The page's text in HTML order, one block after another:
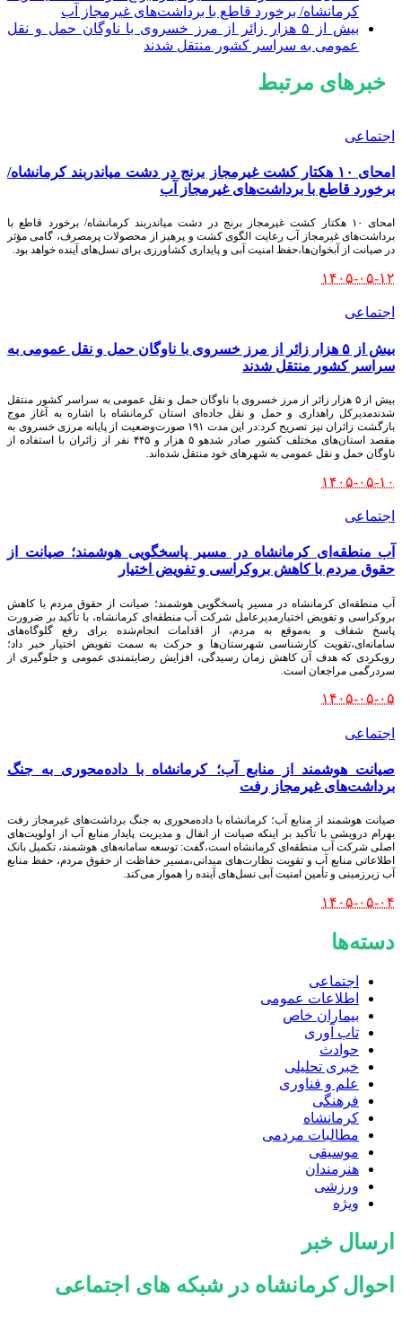
کرمانشاه/ برخورد قاطع با برداشت‌های غیرمجاز آب
بیش از ۵ هزار زائر از مرز خسروی با ناوگان حمل‌ و نقل
عمومی به سراسر کشور منتقل شدند
خبرهای مرتبط
اجتماعی
امحای ۱۰ هکتار کشت غیرمجاز برنج در دشت میاندربند کرمانشاه/
برخورد قاطع با برداشت‌های غیرمجاز آب
امحای ۱۰ هکتار کشت غیرمجاز برنج در دشت میاندربند کرمانشاه/ برخورد قاطع با
برداشت‌های غیرمجاز آب رعایت الگوی کشت و پرهیز از محصولات پرمصرف، گامی مؤثر
در صیانت از آبخوان‌ها،حفظ امنیت آبی و پایداری کشاورزی برای نسل‌های آینده خواهد بود.
۱۴۰۵-۰۵-۱۲
اجتماعی
بیش از ۵ هزار زائر از مرز خسروی با ناوگان حمل‌ و نقل عمومی به
سراسر کشور منتقل شدند
بیش از ۵ هزار زائر از مرز خسروی با ناوگان حمل‌ و نقل عمومی به سراسر کشور منتقل
شدندمدیرکل راهداری و حمل‌ و نقل جاده‌ای استان کرمانشاه با اشاره به آغاز موج
بازگشت زائران نیز تصریح کرد:در این مدت ۱۹۱ صورت‌وضعیت از پایانه مرزی خسروی به
مقصد استان‌های مختلف کشور صادر شدهو ۵ هزار و ۴۴۵ نفر از زائران با استفاده از
ناوگان حمل‌ و نقل عمومی به شهرهای خود منتقل شده‌اند.
۱۴۰۵-۰۵-۱۰
اجتماعی
آب منطقه‌ای کرمانشاه در مسیر پاسخگویی هوشمند؛ صیانت از
حقوق مردم با کاهش بروکراسی و تفویض اختیار
آب منطقه‌ای کرمانشاه در مسیر پاسخگویی هوشمند؛ صیانت از حقوق مردم با کاهش
بروکراسی و تفویض اختیارمدیرعامل شرکت آب منطقه‌ای کرمانشاه، با تأکید بر ضرورت
پاسخ شفاف و به‌موقع به مردم، از اقدامات انجام‌شده برای رفع گلوگاه‌های
سامانه‌ای،تقویت کارشناسی شهرستان‌ها و حرکت به سمت تفویض اختیار خبر داد؛
رویکردی که هدف آن کاهش زمان رسیدگی، افزایش رضایتمندی عمومی و جلوگیری از
سردرگمی مراجعان است.
۱۴۰۵-۰۵-۰۵
اجتماعی
صیانت هوشمند از منابع آب؛ کرمانشاه با داده‌محوری به جنگ
برداشت‌های غیرمجاز رفت
صیانت هوشمند از منابع آب؛ کرمانشاه با داده‌محوری به جنگ برداشت‌های غیرمجاز رفت
بهرام درویشی با تأکید بر اینکه صیانت از انفال و مدیریت پایدار منابع آب از اولویت‌های
اصلی شرکت آب منطقه‌ای کرمانشاه است،گفت: توسعه سامانه‌های هوشمند، تکمیل بانک
اطلاعاتی منابع آب و تقویت نظارت‌های میدانی،مسیر حفاظت از حقوق مردم، حفظ منابع
آب زیرزمینی و تأمین امنیت آبی نسل‌های آینده را هموار می‌کند.
۱۴۰۵-۰۵-۰۴
دسته‌ها
اجتماعی
اطلاعات عمومی
بیماران خاص
تاب آوری
حوادث
خبری تحلیلی
علم و فناوری
فرهنگی
کرمانشاه
مطالبات مردمی
موسیقی
هنرمندان
ورزشی
ویژه
ارسال خبر
احوال کرمانشاه در شبکه های اجتماعی